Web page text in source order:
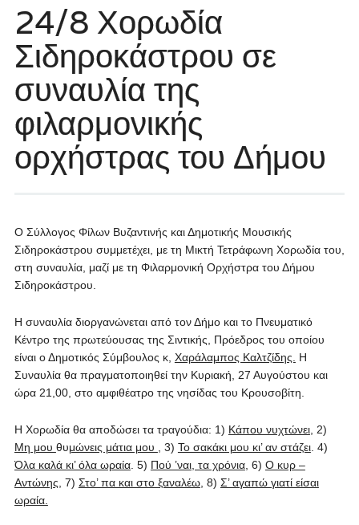
24/8 Χορωδία
Σιδηροκάστρου σε
συναυλία της
φιλαρμονικής
ορχήστρας του Δήμου
Ο Σύλλογος Φίλων Βυζαντινής και Δημοτικής Μουσικής
Σιδηροκάστρου συμμετέχει, με τη Μικτή Τετράφωνη Χορωδία του,
στη συναυλία, μαζί με τη Φιλαρμονική Ορχήστρα του Δήμου
Σιδηροκάστρου.
Η συναυλία διοργανώνεται από τον Δήμο και το Πνευματικό
Κέντρο της πρωτεύουσας της Σιντικής, Πρόεδρος του οποίου
είναι ο Δημοτικός Σύμβουλος κ, Χαράλαμπος Καλτζίδης.
Η
Συναυλία θα πραγματοποιηθεί την Κυριακή, 27 Αυγούστου και
ώρα 21,00, στο αμφιθέατρο της νησίδας του Κρουσοβίτη.
Η Χορωδία θα αποδώσει τα τραγούδια: 1) Κάπου νυχτώνει, 2)
Μη μου θυμώνεις μάτια μου , 3) Το σακάκι μου κι’ αν στάζει. 4)
Όλα καλά κι’ όλα ωραία. 5) Πού ’ναι, τα χρόνια, 6) Ο κυρ –
Αντώνης , 7) Στο’ πα και στο ξαναλέω, 8) Σ’ αγαπώ γιατί είσαι
ωραία.